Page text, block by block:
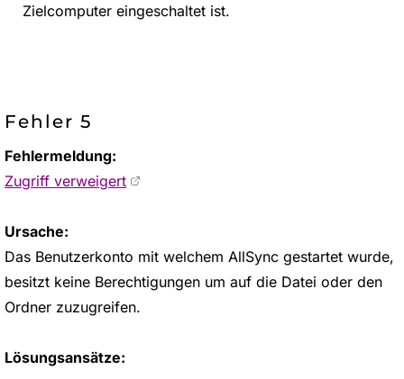
Zielcomputer eingeschaltet ist.
Fehler 5
Fehlermeldung:
Zugriff verweigert
Ursache:
Das Benutzerkonto mit welchem AllSync gestartet wurde,
besitzt keine Berechtigungen um auf die Datei oder den
Ordner zuzugreifen.
Lösungsansätze: